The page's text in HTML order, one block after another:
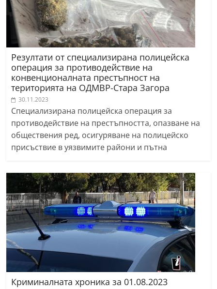
Резултати от специализирана полицейска
операция за противодействие на
конвенционалната престъпност на
територията на ОДМВР-Стара Загора
30.11.2023
Специализирана полицейска операция за
противодействие на престъпността, опазване на
обществения ред, осигуряване на полицейско
присъствие в уязвимите райони и пътна
Криминалната хроника за 01.08.2023